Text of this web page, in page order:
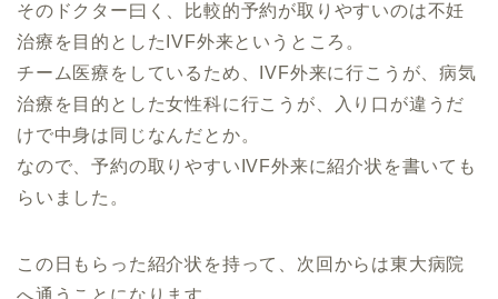
そのドクター曰く、比較的予約が取りやすいのは不妊
治療を目的としたIVF外来というところ。
チーム医療をしているため、IVF外来に行こうが、病気
治療を目的とした女性科に行こうが、入り口が違うだ
けで中身は同じなんだとか。
なので、予約の取りやすいIVF外来に紹介状を書いても
らいました。
この日もらった紹介状を持って、次回からは東大病院